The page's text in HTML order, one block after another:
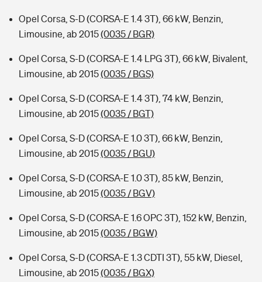
Opel Corsa, S-D (CORSA-E 1.4 3T), 66 kW, Benzin,
Limousine, ab 2015(0035 / BGR)
Opel Corsa, S-D (CORSA-E 1.4 LPG 3T), 66 kW, Bivalent,
Limousine, ab 2015(0035 / BGS)
Opel Corsa, S-D (CORSA-E 1.4 3T), 74 kW, Benzin,
Limousine, ab 2015(0035 / BGT)
Opel Corsa, S-D (CORSA-E 1.0 3T), 66 kW, Benzin,
Limousine, ab 2015(0035 / BGU)
Opel Corsa, S-D (CORSA-E 1.0 3T), 85 kW, Benzin,
Limousine, ab 2015(0035 / BGV)
Opel Corsa, S-D (CORSA-E 1.6 OPC 3T), 152 kW, Benzin,
Limousine, ab 2015(0035 / BGW)
Opel Corsa, S-D (CORSA-E 1.3 CDTI 3T), 55 kW, Diesel,
Limousine, ab 2015(0035 / BGX)